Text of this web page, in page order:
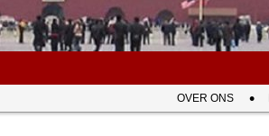
OVER ONS